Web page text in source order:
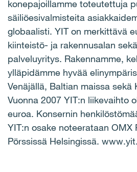
konepajoillamme toteutettuja
säiliöesivalmisteita
globaalisti. YIT on merkittävä
kiinteistö- ja rakennusalan
palveluyritys. Rakennamme,
ylläpidämme hyvää
Venäjällä, Baltian maissa sekä
Vuonna 2007 YIT:n liikevaihto
euroa. Konsernin
YIT:n osake noteerataan OMX
Pörssissä Helsingissä.